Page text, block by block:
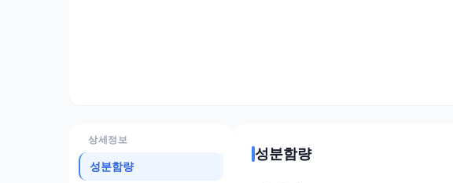
상세정보
성분함량
성분함량